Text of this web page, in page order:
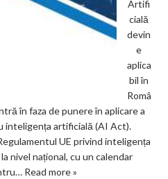
Artifi
cială
devin
e
aplica
bil în
Româ
în faza de punere în aplicare a
inteligența artificială (AI Act).
UE privind inteligența
nivel național, cu un calendar
Read more »